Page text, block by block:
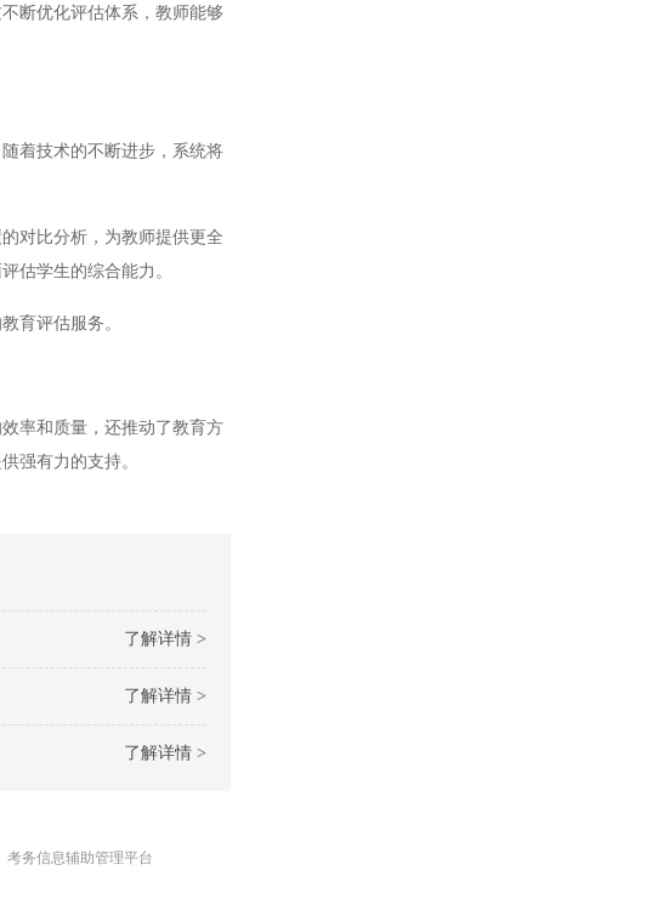
断优化评估体系，教师能够
着技术的不断进步，系统将
对比分析，为教师提供更全
估学生的综合能力。
育评估服务。
率和质量，还推动了教育方
强有力的支持。
了解详情 >
了解详情 >
了解详情 >
考务信息辅助管理平台